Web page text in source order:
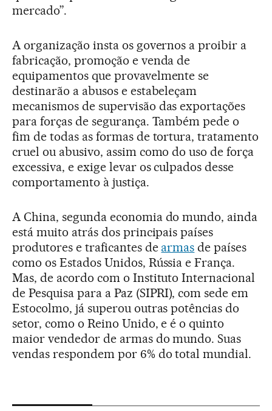
mercado”.
A organização insta os governos a proibir a
fabricação, promoção e venda de
equipamentos que provavelmente se
destinarão a abusos e estabeleçam
mecanismos de supervisão das exportações
para forças de segurança. Também pede o
fim de todas as formas de tortura, tratamento
cruel ou abusivo, assim como do uso de força
excessiva, e exige levar os culpados desse
comportamento à justiça.
A China, segunda economia do mundo, ainda
está muito atrás dos principais países
produtores e traficantes de armas de países
como os Estados Unidos, Rússia e França.
Mas, de acordo com o Instituto Internacional
de Pesquisa para a Paz (SIPRI), com sede em
Estocolmo, já superou outras potências do
setor, como o Reino Unido, e é o quinto
maior vendedor de armas do mundo. Suas
vendas respondem por 6% do total mundial.